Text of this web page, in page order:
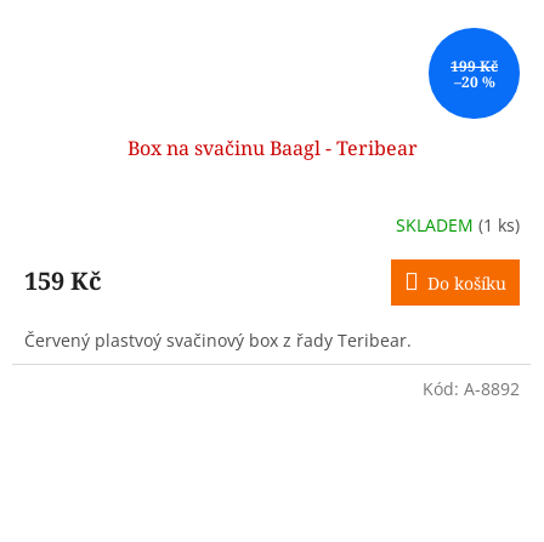
199 Kč
–20 %
Box na svačinu Baagl - Teribear
SKLADEM (1 ks)
159 Kč Do košíku
Červený plastvoý svačinový box z řady Teribear.
Kód: A-8892